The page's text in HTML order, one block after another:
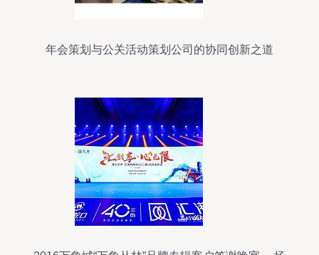
年会策划与公关活动策划公司的协同创新之道